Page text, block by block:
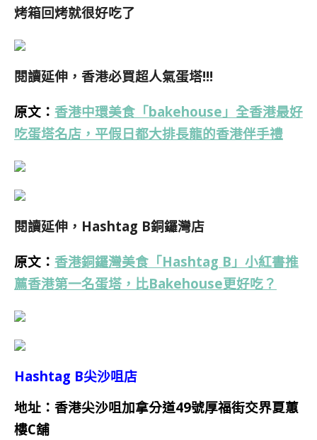
烤箱回烤就很好吃了
閱讀延伸，香港必買超人氣蛋塔!!!
原文： 香港中環美食「bakehouse」全香港最好
吃蛋塔名店，平假日都大排長龍的香港伴手禮
閱讀延伸， Hashtag B銅鑼灣店
原文： 香港銅鑼灣美食「Hashtag B」小紅書推
薦香港第一名蛋塔，比Bakehouse更好吃？
Hashtag B尖沙咀店
地址：香港尖沙咀加拿分道49號厚福街交界夏蕙
樓C舖